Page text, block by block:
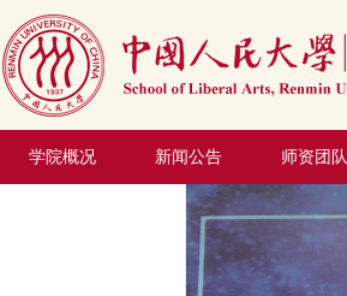
学院概况 新闻公告 师资团队